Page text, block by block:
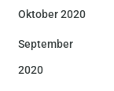
Oktober 2020
September
2020